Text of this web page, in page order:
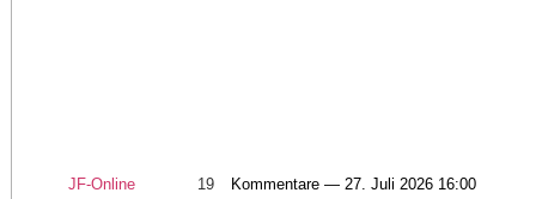
JF-Online 19 Kommentare — 27. Juli 2026 16:00